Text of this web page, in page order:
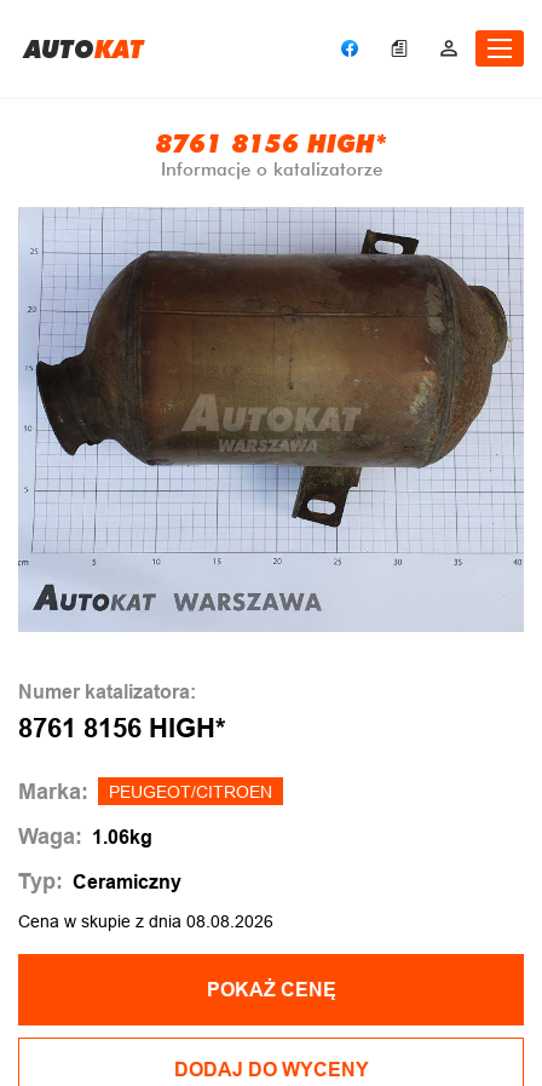
AUTOKAT
8761 8156 HIGH*
Informacje o katalizatorze
Numer katalizatora:
8761 8156 HIGH*
Marka: PEUGEOT/CITROEN
Waga: 1.06kg
Typ: Ceramiczny
Cena w skupie z dnia 08.08.2026
POKAŻ CENĘ
DODAJ DO WYCENY